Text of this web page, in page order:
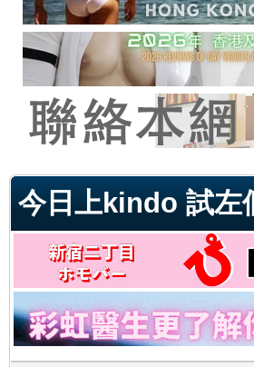
今日上kindo 試左